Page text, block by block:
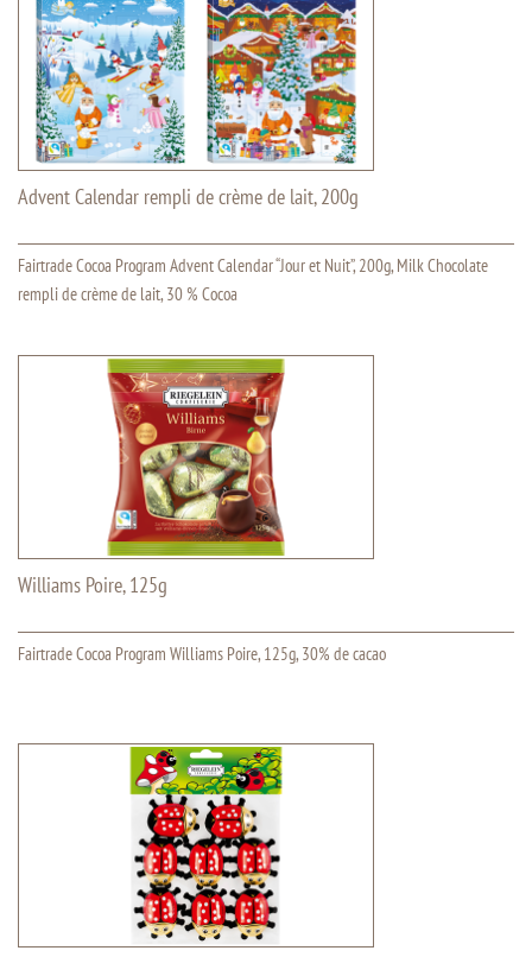
Advent Calendar rempli de crème de lait, 200g
Fairtrade Cocoa Program Advent Calendar “Jour et Nuit”, 200g, Milk Chocolate
rempli de crème de lait, 30 % Cocoa
Williams Poire, 125g
Fairtrade Cocoa Program Williams Poire, 125g, 30% de cacao